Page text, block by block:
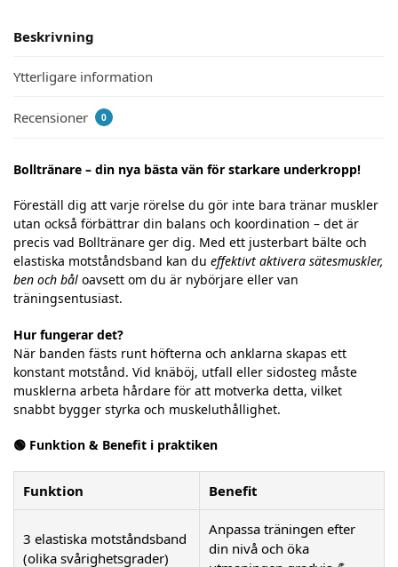
Beskrivning
Ytterligare information
Recensioner 0
Bolltränare – din nya bästa vän för starkare underkropp!
Föreställ dig att varje rörelse du gör inte bara tränar muskler
utan också förbättrar din balans och koordination – det är
precis vad Bolltränare ger dig. Med ett justerbart bälte och
elastiska motståndsband kan du effektivt aktivera sätesmuskler,
ben och bål oavsett om du är nybörjare eller van
träningsentusiast.
Hur fungerar det?
När banden fästs runt höfterna och anklarna skapas ett
konstant motstånd. Vid knäböj, utfall eller sidosteg måste
musklerna arbeta hårdare för att motverka detta, vilket
snabbt bygger styrka och muskeluthållighet.
🟢 Funktion & Benefit i praktiken
Funktion Benefit
3 elastiska motståndsband
(olika svårighetsgrader)
Anpassa träningen efter
din nivå och öka